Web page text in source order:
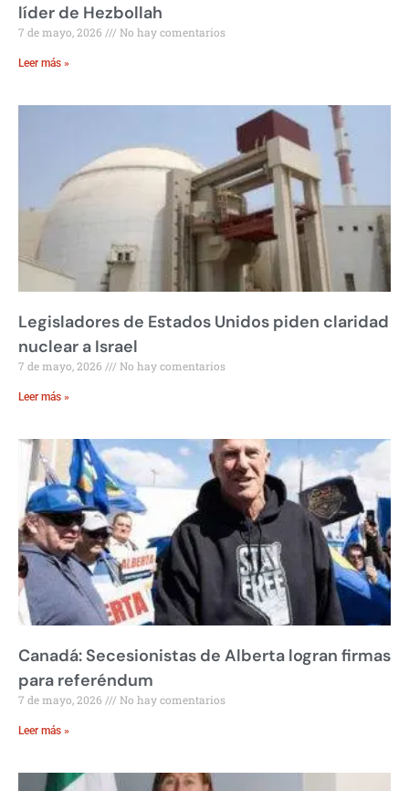
líder de Hezbollah
7 de mayo, 2026 No hay comentarios
Leer más »
Legisladores de Estados Unidos piden claridad
nuclear a Israel
7 de mayo, 2026 No hay comentarios
Leer más »
Canadá: Secesionistas de Alberta logran firmas
para referéndum
7 de mayo, 2026 No hay comentarios
Leer más »